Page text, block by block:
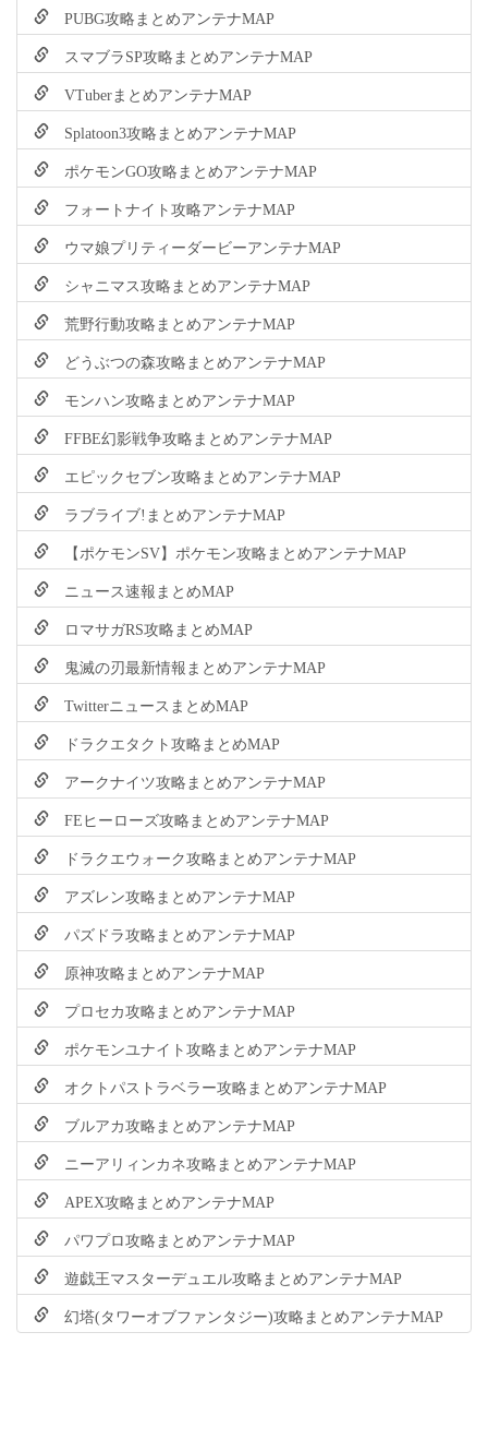
PUBG攻略まとめアンテナMAP
スマブラSP攻略まとめアンテナMAP
VTuberまとめアンテナMAP
Splatoon3攻略まとめアンテナMAP
ポケモンGO攻略まとめアンテナMAP
フォートナイト攻略アンテナMAP
ウマ娘プリティーダービーアンテナMAP
シャニマス攻略まとめアンテナMAP
荒野行動攻略まとめアンテナMAP
どうぶつの森攻略まとめアンテナMAP
モンハン攻略まとめアンテナMAP
FFBE幻影戦争攻略まとめアンテナMAP
エピックセブン攻略まとめアンテナMAP
ラブライブ!まとめアンテナMAP
【ポケモンSV】ポケモン攻略まとめアンテナMAP
ニュース速報まとめMAP
ロマサガRS攻略まとめMAP
鬼滅の刃最新情報まとめアンテナMAP
TwitterニュースまとめMAP
ドラクエタクト攻略まとめMAP
アークナイツ攻略まとめアンテナMAP
FEヒーローズ攻略まとめアンテナMAP
ドラクエウォーク攻略まとめアンテナMAP
アズレン攻略まとめアンテナMAP
パズドラ攻略まとめアンテナMAP
原神攻略まとめアンテナMAP
プロセカ攻略まとめアンテナMAP
ポケモンユナイト攻略まとめアンテナMAP
オクトパストラベラー攻略まとめアンテナMAP
ブルアカ攻略まとめアンテナMAP
ニーアリィンカネ攻略まとめアンテナMAP
APEX攻略まとめアンテナMAP
パワプロ攻略まとめアンテナMAP
遊戯王マスターデュエル攻略まとめアンテナMAP
幻塔(タワーオブファンタジー)攻略まとめアンテナMAP